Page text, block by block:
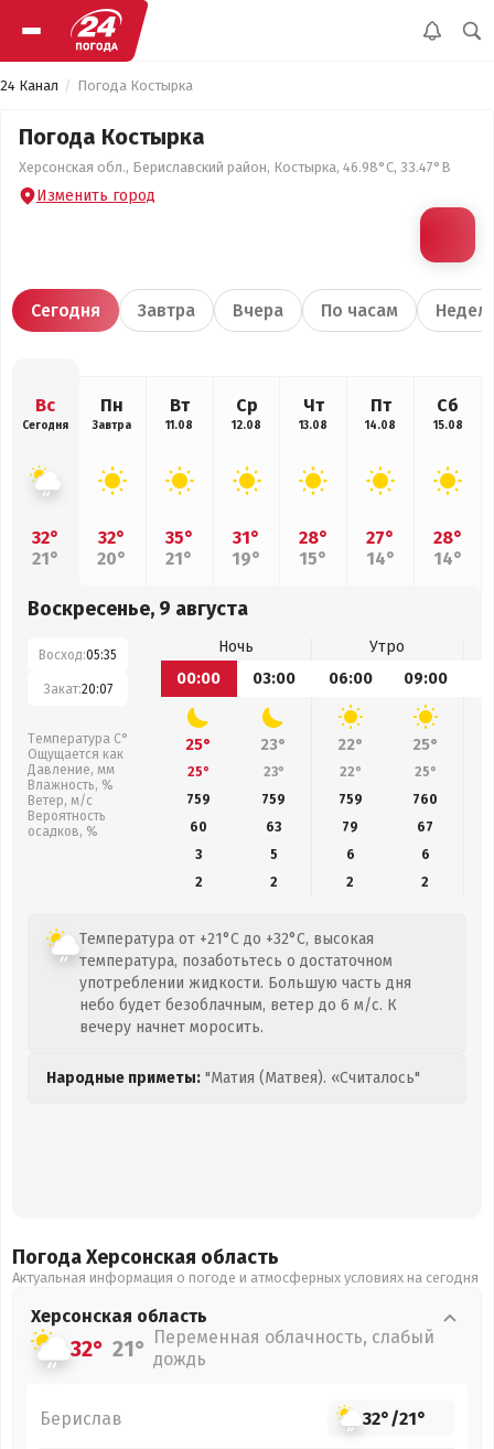
24 Канал Погода Костырка
Погода Костырка
Херсонская обл., Бериславский район, Костырка, 46.98°С, 33.47°В
Изменить город
Сегодня Завтра Вчера По часам
Вс
Сегодня
32°
21°
Пн
Завтра
32°
20°
Вт
11.08
35°
21°
Ср
12.08
31°
19°
Чт
13.08
28°
15°
Пт
14.08
27°
14°
Сб
15.08
28°
14°
Воскресенье, 9 августа
Восход:05:35
Закат:20:07
Температура С°
Ощущается как
Давление, мм
Влажность, %
Ветер, м/с
Вероятность
осадков, %
Ночь
Утро
00:00
03:00 06:00 09:00
25° 23° 22° 25°
25° 23° 22° 25°
759
759 759 760
60
63 79
67
3
5 6
6
2
2 2 2
Температура от +21°C до +32°C, высокая
температура, позаботьтесь о достаточном
употреблении жидкости. Большую часть дня
небо будет безоблачным, ветер до 6 м/с. К
вечеру начнет моросить.
Народные приметы: "Матия (Матвея). «Считалось"
Погода Херсонская область
Актуальная информация о погоде и атмосферных условиях на сегодня
Херсонская область
32° 21° Переменная облачность, слабый
дождь
Берислав 32°/21°